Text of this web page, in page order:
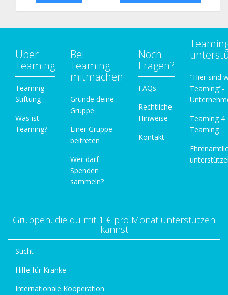
Über
Teaming
Teaming-
Stiftung
Was ist
Teaming?
Bei
Teaming
mitmachen
Gründe deine
Gruppe
Einer Gruppe
beitreten
Wer darf
Spenden
sammeln?
Noch
Fragen?
FAQs
Rechtliche
Hinweise
Kontakt
"Hier sind
Teaming"-
Teaming 4
Teaming
Gruppen, die du mit 1 € pro Monat unterstützen
kannst
Sucht
Hilfe für Kranke
Internationale Kooperation